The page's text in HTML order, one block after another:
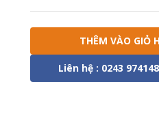
THÊM VÀO GIỎ
Liên hệ : 0243